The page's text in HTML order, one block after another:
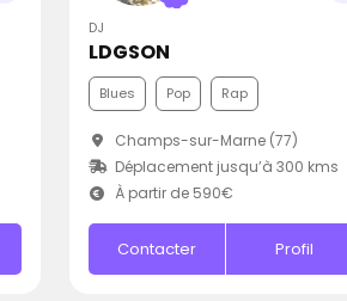
DJ
LDGSON
Blues Pop Rap
Champs-sur-Marne (77)
Déplacement jusqu’à 300 kms
À partir de 590€
Contacter Profil